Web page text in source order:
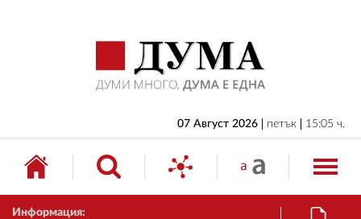
07 Август 2026 петък 15:05 ч.
Информация:
БЪЛГАРИЯ
ИКОНОМИКА
ИЗБОРИ
СВЯТ